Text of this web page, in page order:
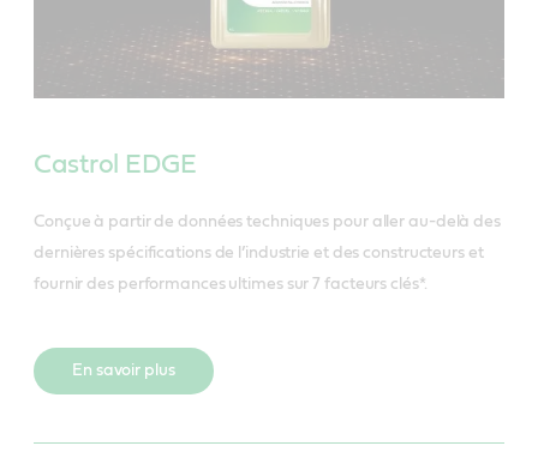
Castrol EDGE
Conçue à partir de données techniques pour aller au-delà des
dernières spécifications de l’industrie et des constructeurs et
fournir des performances ultimes sur 7 facteurs clés*.
En savoir plus